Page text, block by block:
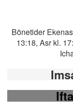
Bönetider
13:18, Asr kl.